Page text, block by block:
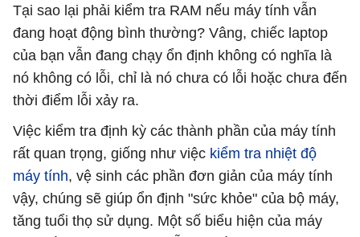
Tại sao lại phải kiểm tra RAM nếu máy tính vẫn
đang hoạt động bình thường? Vâng, chiếc laptop
của bạn vẫn đang chạy ổn định không có nghĩa là
nó không có lỗi, chỉ là nó chưa có lỗi hoặc chưa đến
thời điểm lỗi xảy ra.
Việc kiểm tra định kỳ các thành phần của máy tính
rất quan trọng, giống như việc kiểm tra nhiệt độ
máy tính, vệ sinh các phần đơn giản của máy tính
vậy, chúng sẽ giúp ổn định "sức khỏe" của bộ máy,
tăng tuổi thọ sử dụng. Một số biểu hiện của máy